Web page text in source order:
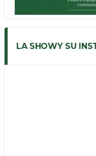
LA SHOWY SU